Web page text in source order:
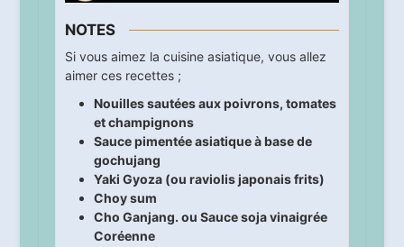
NOTES
Si vous aimez la cuisine asiatique, vous allez
aimer ces recettes ;
Nouilles sautées aux poivrons, tomates
et champignons
Sauce pimentée asiatique à base de
gochujang
Yaki Gyoza (ou raviolis japonais frits)
Choy sum
Cho Ganjang. ou Sauce soja vinaigrée
Coréenne